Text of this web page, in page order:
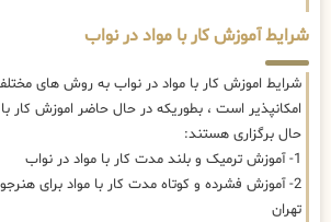
شرایط آموزش کار با مواد در نواب
شرایط اموزش کار با مواد در نواب به روش های
امکانپذیر است ، بطوریکه در حال حاضر اموزش کار
حال برگزاری هستند:
1- آموزش ترمیک و بلند مدت کار با مواد در نواب
2- آموزش فشرده و کوتاه مدت کار با مواد برای
تهران